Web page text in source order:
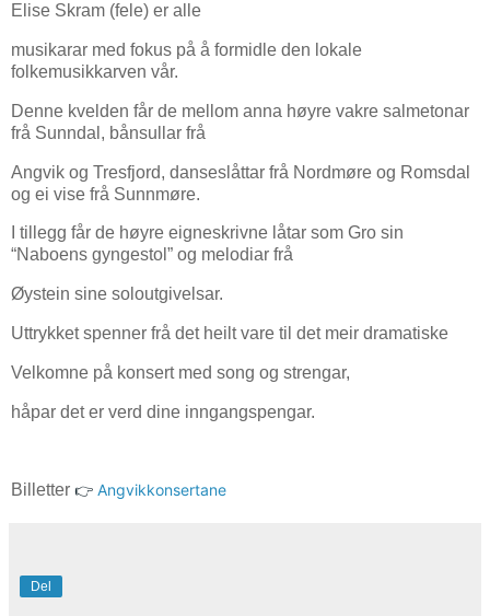
Elise Skram (fele) er alle
musikarar med fokus på å formidle den lokale
folkemusikkarven vår.
Denne kvelden får de mellom anna høyre vakre salmetonar
frå Sunndal, bånsullar frå
Angvik og Tresfjord, danseslåttar frå Nordmøre og Romsdal
og ei vise frå Sunnmøre.
I tillegg får de høyre eigneskrivne låtar som Gro sin
“Naboens gyngestol” og melodiar frå
Øystein sine soloutgivelsar.
Uttrykket spenner frå det heilt vare til det meir dramatiske
Velkomne på konsert med song og strengar,
håpar det er verd dine inngangspengar.
Billetter 👉 Angvikkonsertane
Del